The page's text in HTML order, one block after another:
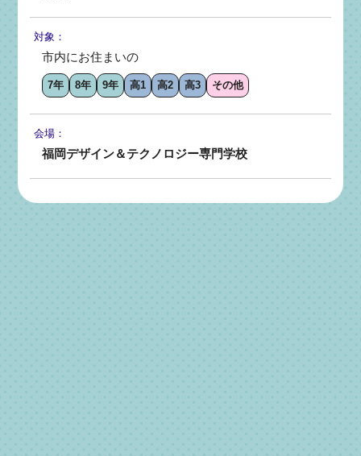
対象：
市内にお住まいの
7年 8年 9年 高1 高2 高3 その他
会場：
福岡デザイン＆テクノロジー専門学校